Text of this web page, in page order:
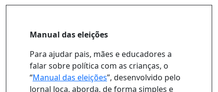
Manual das eleições
Para ajudar pais, mães e educadores a
falar sobre política com as crianças, o
“Manual das eleições”, desenvolvido pelo
Jornal Joca, aborda, de forma simples e